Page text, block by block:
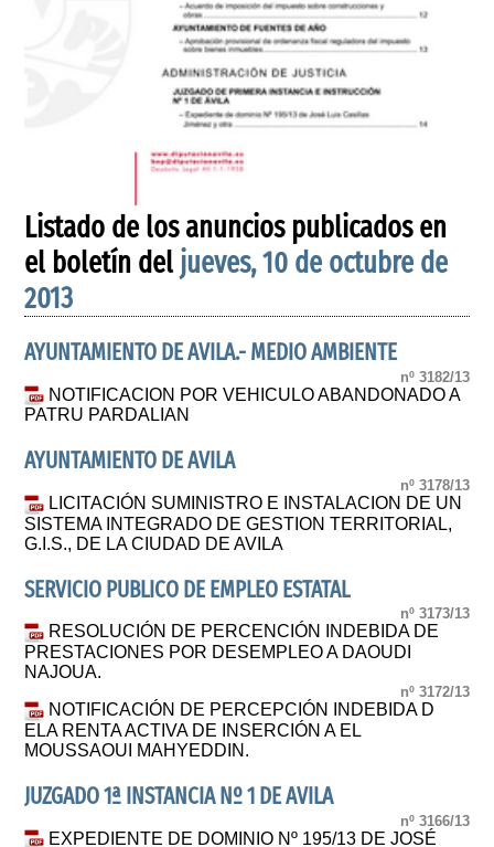
Listado de los anuncios publicados en
el boletín del jueves, 10 de octubre de
2013
AYUNTAMIENTO DE AVILA.- MEDIO AMBIENTE
nº 3182/13
NOTIFICACION POR VEHICULO ABANDONADO A
PATRU PARDALIAN
AYUNTAMIENTO DE AVILA
nº 3178/13
LICITACIÓN SUMINISTRO E INSTALACION DE UN
SISTEMA INTEGRADO DE GESTION TERRITORIAL,
G.I.S., DE LA CIUDAD DE AVILA
SERVICIO PUBLICO DE EMPLEO ESTATAL
nº 3173/13
RESOLUCIÓN DE PERCENCIÓN INDEBIDA DE
PRESTACIONES POR DESEMPLEO A DAOUDI
NAJOUA.
nº 3172/13
NOTIFICACIÓN DE PERCEPCIÓN INDEBIDA D
ELA RENTA ACTIVA DE INSERCIÓN A EL
MOUSSAOUI MAHYEDDIN.
JUZGADO 1ª INSTANCIA Nº 1 DE AVILA
nº 3166/13
EXPEDIENTE DE DOMINIO Nº 195/13 DE JOSÉ